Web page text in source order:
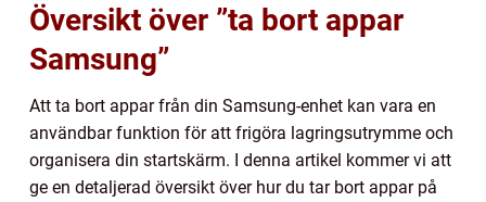
Översikt över ”ta bort appar
Samsung”
Att ta bort appar från din Samsung-enhet kan vara en
användbar funktion för att frigöra lagringsutrymme och
organisera din startskärm. I denna artikel kommer vi att
ge en detaljerad översikt över hur du tar bort appar på